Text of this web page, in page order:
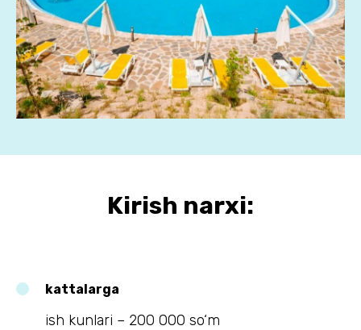
Kirish narxi:
kattalarga
ish kunlari – 200 000 so‘m